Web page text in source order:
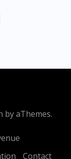
by aThemes.
Contact